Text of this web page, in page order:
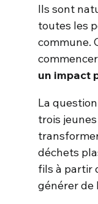
Ils sont
toutes les
commune.
un impact
La
trois
déchets
fils à partir
générer de